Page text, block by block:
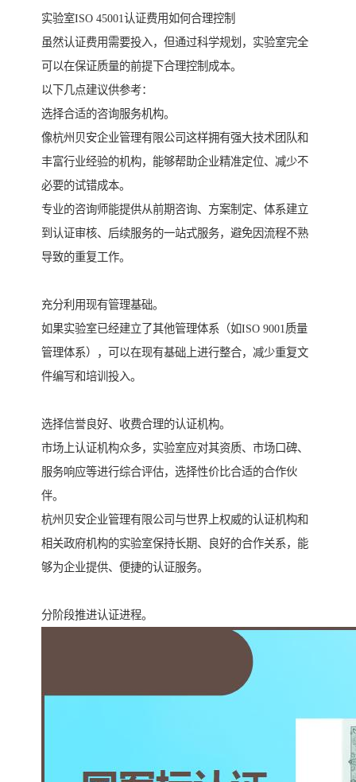
实验室ISO 45001认证费用如何合理控制
虽然认证费用需要投入，但通过科学规划，实验室完全
可以在保证质量的前提下合理控制成本。
以下几点建议供参考：
选择合适的咨询服务机构。
像杭州贝安企业管理有限公司这样拥有强大技术团队和
丰富行业经验的机构，能够帮助企业精准定位、减少不
必要的试错成本。
专业的咨询师能提供从前期咨询、方案制定、体系建立
到认证审核、后续服务的一站式服务，避免因流程不熟
导致的重复工作。
充分利用现有管理基础。
如果实验室已经建立了其他管理体系（如ISO 9001质量
管理体系），可以在现有基础上进行整合，减少重复文
件编写和培训投入。
选择信誉良好、收费合理的认证机构。
市场上认证机构众多，实验室应对其资质、市场口碑、
服务响应等进行综合评估，选择性价比合适的合作伙
伴。
杭州贝安企业管理有限公司与世界上权威的认证机构和
相关政府机构的实验室保持长期、良好的合作关系，能
够为企业提供、便捷的认证服务。
分阶段推进认证进程。